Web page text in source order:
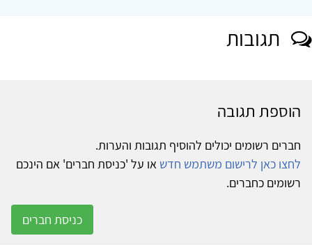
תגובות
הוספת תגובה
חברים רשומים יכולים להוסיף תגובות והערות.
לחצו כאן לרישום משתמש חדש או על 'כניסת חברים' אם הינכם
רשומים כחברים.
כניסת חברים